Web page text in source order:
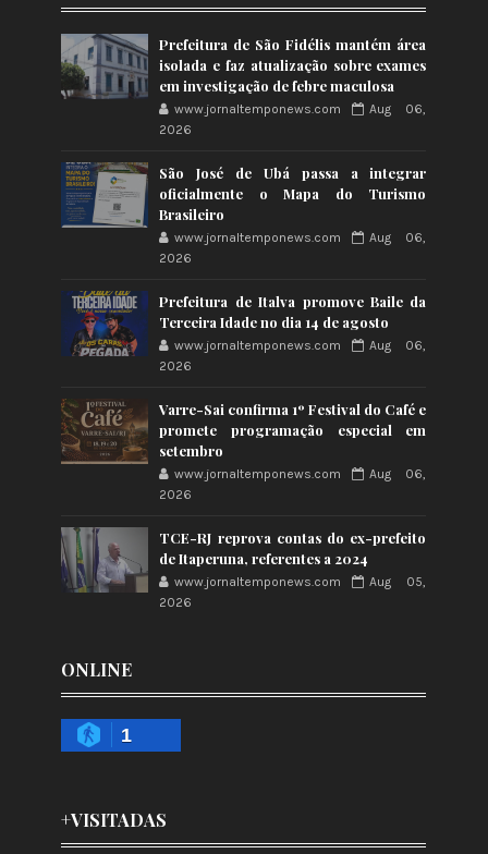
Prefeitura de São Fidélis mantém área
isolada e faz atualização sobre exames
em investigação de febre maculosa
www.jornaltemponews.com
Aug 06,
2026
São José de Ubá passa a integrar
oficialmente o Mapa do Turismo
Brasileiro
www.jornaltemponews.com
Aug 06,
2026
Prefeitura de Italva promove Baile da
Terceira Idade no dia 14 de agosto
www.jornaltemponews.com
Aug 06,
2026
Varre-Sai confirma 1º Festival do Café e
promete programação especial em
setembro
www.jornaltemponews.com
Aug 06,
2026
TCE-RJ reprova contas do ex-prefeito
de Itaperuna, referentes a 2024
www.jornaltemponews.com
Aug 05,
2026
ONLINE
1
+VISITADAS